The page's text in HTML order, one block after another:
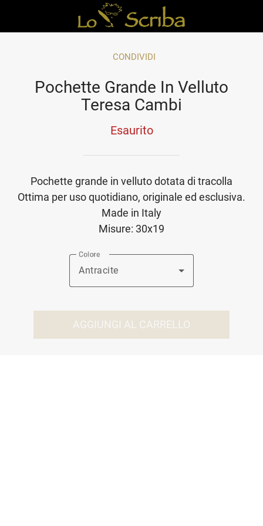
CONDIVIDI
Pochette Grande In Velluto
Teresa Cambi
Esaurito
Pochette grande in velluto dotata di tracolla
Ottima per uso quotidiano, originale ed esclusiva.
Made in Italy
Misure: 30x19
Colore
Antracite
AGGIUNGI AL CARRELLO